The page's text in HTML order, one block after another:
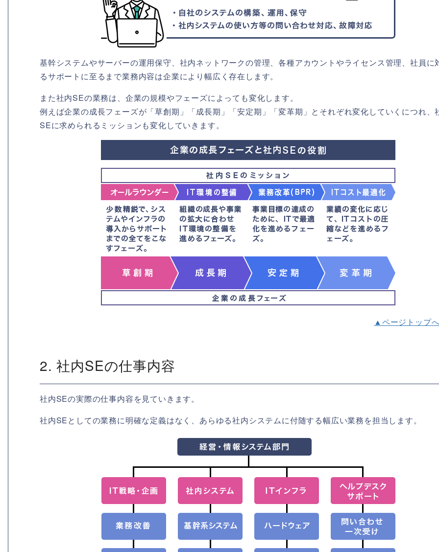
基幹システムやサーバーの運用保守、社内ネットワークの管理、各種アカウントやライセンス管理、社員に
るサポートに至るまで業務内容は企業により幅広く存在します。
また社内SEの業務は、企業の規模やフェーズによっても変化します。
例えば企業の成長フェーズが「草創期」「成長期」「安定期」「変革期」とそれぞれ変化していくにつれ、
SEに求められるミッションも変化していきます。
▲ページトップ
2. 社内SEの仕事内容
社内SEの実際の仕事内容を見ていきます。
社内SEとしての業務に明確な定義はなく、あらゆる社内システムに付随する幅広い業務を担当します。